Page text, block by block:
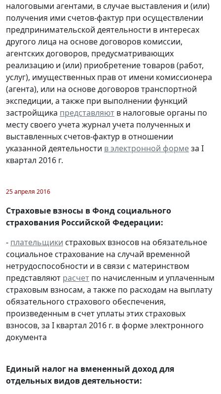
налоговыми агентами, в случае выставления и (или)
получения ими счетов-фактур при осуществлении
предпринимательской деятельности в интересах
другого лица на основе договоров комиссии,
агентских договоров, предусматривающих
реализацию и (или) приобретение товаров (работ,
услуг), имущественных прав от имени комиссионера
(агента), или на основе договоров транспортной
экспедиции, а также при выполнении функций
застройщика представляют в налоговые органы по
месту своего учета журнал учета полученных и
выставленных счетов-фактур в отношении
указанной деятельности в электронной формеза I
квартал 2016 г.
25 апреля 2016
Страховые взносы в Фонд социального
страхования Российской Федерации:
- плательщики страховых взносов на обязательное
социальное страхование на случай временной
нетрудоспособности и в связи с материнством
представляют расчет по начисленным и уплаченным
страховым взносам, а также по расходам на выплату
обязательного страхового обеспечения,
произведенным в счет уплаты этих страховых
взносов, за I квартал 2016 г. в форме электронного
документа
Единый налог на вмененный доход для
отдельных видов деятельности: